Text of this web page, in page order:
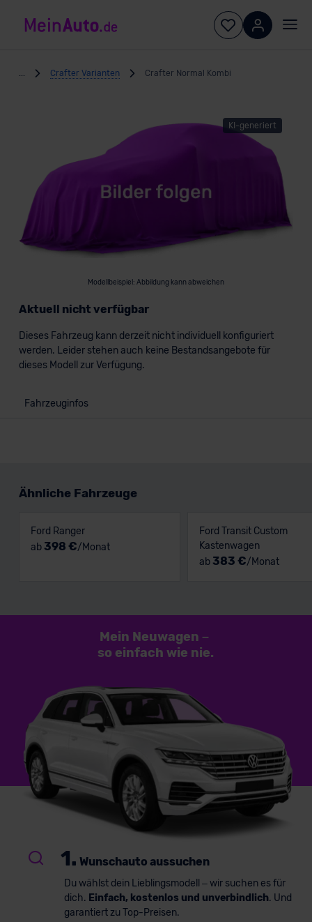
Crafter Varianten Crafter Normal Kombi
KI-generiert
Modellbeispiel: Abbildung kann abweichen
Aktuell nicht verfügbar
Dieses Fahrzeug kann derzeit nicht individuell konfiguriert
werden. Leider stehen auch keine Bestandsangebote für
dieses Modell zur Verfügung.
Fahrzeuginfos
Ähnliche Fahrzeuge
Ford Ranger
ab 398 €/Monat
Ford Transit Custom
Kastenwagen
ab 383 €/Monat
Mein Neuwagen –
so einfach wie nie.
1. Wunschauto aussuchen
Du wählst dein Lieblingsmodell – wir suchen es für
dich. Einfach, kostenlos und unverbindlich. Und
garantiert zu Top-Preisen.